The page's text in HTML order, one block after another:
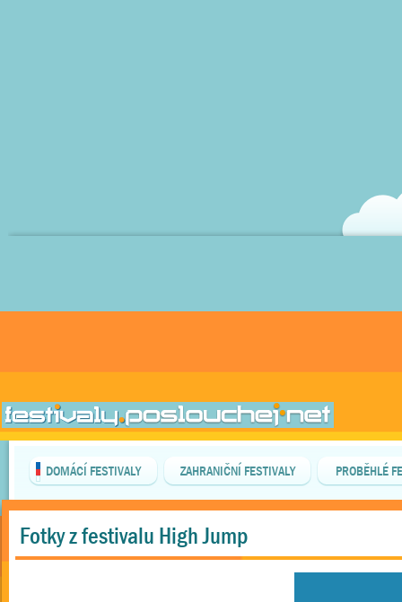
DOMÁCÍ FESTIVALY ZAHRANIČNÍ FESTIVALY PROBĚHLÉ
Fotky z festivalu High Jump